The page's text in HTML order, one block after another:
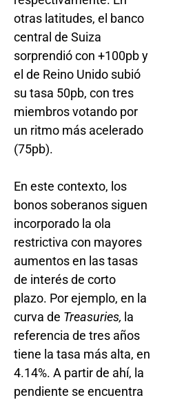
otras latitudes, el banco
central de Suiza
sorprendió con +100pb y
el de Reino Unido subió
su tasa 50pb, con tres
miembros votando por
un ritmo más acelerado
(75pb).
En este contexto, los
bonos soberanos siguen
incorporado la ola
restrictiva con mayores
aumentos en las tasas
de interés de corto
plazo. Por ejemplo, en la
curva de Treasuries, la
referencia de tres años
tiene la tasa más alta, en
4.14%. A partir de ahí, la
pendiente se encuentra